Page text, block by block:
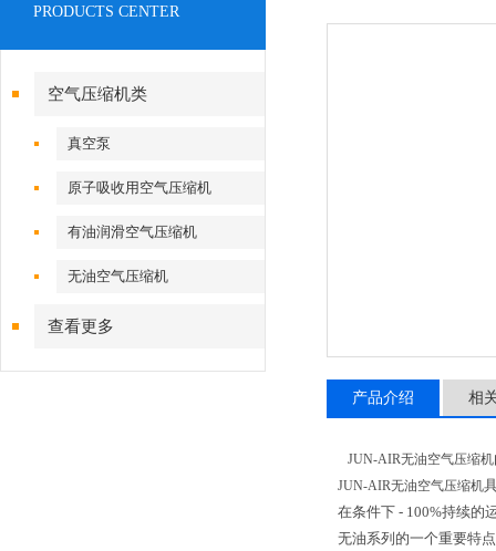
PRODUCTS CENTER
空气压缩机类
真空泵
原子吸收用空气压缩机
有油润滑空气压缩机
无油空气压缩机
查看更多
产品介绍 相
JUN-AIR无油空气压缩机
JUN-AIR无油空气压缩机
在条件下 - 100%持续的
无油系列的一个重要特